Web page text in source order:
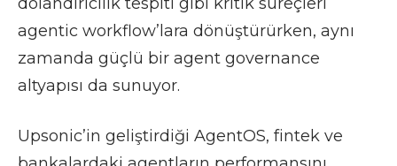
agentic workflow’lara dönüştürürken, aynı
zamanda güçlü bir agent governance
altyapısı da sunuyor.
Upsonic’in geliştirdiği AgentOS, fintek ve